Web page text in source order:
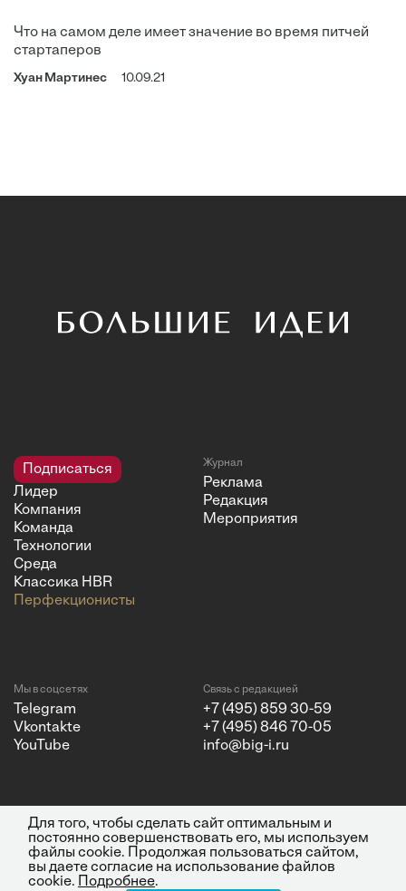
Что на самом деле имеет значение во время питчей
стартаперов
Хуан Мартинес 10.09.21
Подписаться
Лидер
Компания
Команда
Технологии
Среда
Классика HBR
Перфекционисты
Журнал
Реклама
Редакция
Мероприятия
Мы в соцсетях
Telegram
Vkontakte
YouTube
Связь с редакцией
+7 (495) 859 30-59
+7 (495) 846 70-05
info@big-i.ru
© 2026 ООО "Бизнес Инсайт
Медиа"
ИНН 7720850533 и ОГРН
Политика конфиденциальности
Для того, чтобы сделать сайт оптимальным и
постоянно совершенствовать его, мы используем
файлы cookie. Продолжая пользоваться сайтом,
вы даете согласие на использование файлов
cookie.
Подробнее.